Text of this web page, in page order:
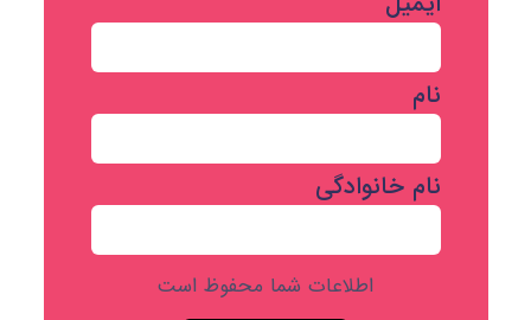
نام
نام خانوادگی
اطلاعات شما محفوظ است